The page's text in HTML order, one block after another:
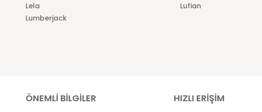
Lela
Lufian
Lumberjack
ÖNEMLİ BİLGİLER HIZLI ERİŞİM